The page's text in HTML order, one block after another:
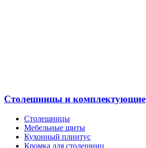
Столешницы и комплектующие
Столешницы
Мебельные щиты
Кухонный плинтус
Кромка для столешниц